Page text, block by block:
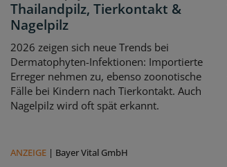
Thailandpilz, Tierkontakt &
Nagelpilz
2026 zeigen sich neue Trends bei
Dermatophyten-Infektionen: Importierte
Erreger nehmen zu, ebenso zoonotische
Fälle bei Kindern nach Tierkontakt. Auch
Nagelpilz wird oft spät erkannt.
ANZEIGE | Bayer Vital GmbH